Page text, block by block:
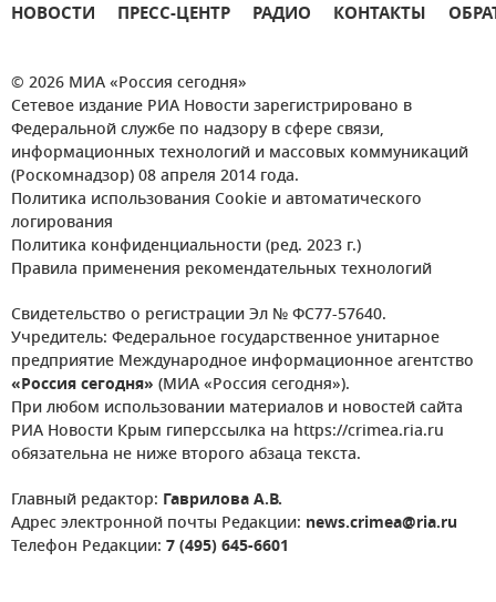
НОВОСТИ ПРЕСС-ЦЕНТР РАДИО КОНТАКТЫ
© 2026 МИА «Россия сегодня»
Сетевое издание РИА Новости зарегистрировано в
Федеральной службе по надзору в сфере связи,
информационных технологий и массовых коммуникаций
(Роскомнадзор) 08 апреля 2014 года.
Политика использования Cookie и автоматического
логирования
Политика конфиденциальности (ред. 2023 г.)
Правила применения рекомендательных технологий
Свидетельство о регистрации Эл № ФС77-57640.
Учредитель: Федеральное государственное унитарное
предприятие Международное информационное агентство
«Россия сегодня» (МИА «Россия сегодня»).
При любом использовании материалов и новостей сайта
РИА Новости Крым гиперссылка на https://crimea.ria.ru
обязательна не ниже второго абзаца текста.
Главный редактор: Гаврилова А.В.
Адрес электронной почты Редакции: news.crimea@ria.ru
Телефон Редакции: 7 (495) 645-6601